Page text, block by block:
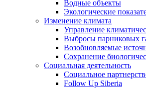
Водные объекты
Экологические
Изменение климата
Управление
Выбросы парниковых
Возобновляемые
Сохранение
Социальная деятельность
Социальное
Follow Up Siberia